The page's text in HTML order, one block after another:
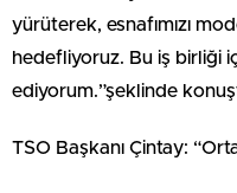
yürüterek, esnafımızı
hedefliyoruz. Bu iş birliği
ediyorum.”şeklinde
TSO Başkanı Çintay: